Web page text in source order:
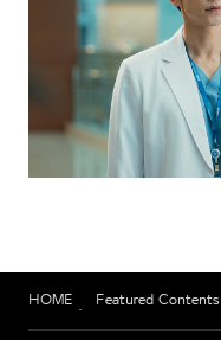
HOME Featured Contents